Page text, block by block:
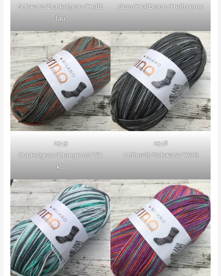
Schwarz/Dunkelgrau/Hellb
lau
Grau/Hellbraun/Hellcreme
2545
Dunkelgrau/Orangerot/Tür
kis
2546
Anthrazit/Schwarz/Weiß